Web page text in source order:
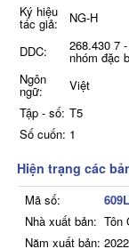
Ký hiệu
tác giả:
NG-H
DDC:
268.430 7
nhóm đặc
Ngôn
ngữ:
Việt
Tập - số: T5
Số cuốn: 1
Hiện trạng các
Mã số:
Nhà xuất bản: Tôn
Năm xuất bản: 2022